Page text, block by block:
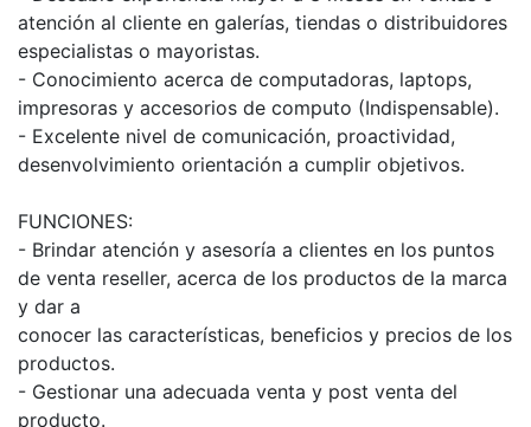
atención al cliente en galerías, tiendas o distribuidores
especialistas o mayoristas.
- Conocimiento acerca de computadoras, laptops,
impresoras y accesorios de computo (Indispensable).
- Excelente nivel de comunicación, proactividad,
desenvolvimiento orientación a cumplir objetivos.
FUNCIONES:
- Brindar atención y asesoría a clientes en los puntos
de venta reseller, acerca de los productos de la marca
y dar a
conocer las características, beneficios y precios de los
productos.
- Gestionar una adecuada venta y post venta del
producto.